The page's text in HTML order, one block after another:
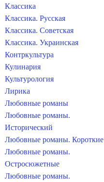
Классика
Классика. Русская
Классика. Советская
Классика. Украинская
Контркультура
Кулинария
Культурология
Лирика
Любовные романы
Любовные романы.
Исторический
Любовные романы. Короткие
Любовные романы.
Остросюжетные
Любовные романы.